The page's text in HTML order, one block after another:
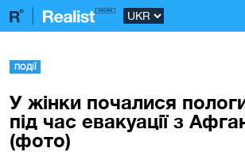
ПОДІЇ
У жінки почалися
під час евакуації з
(фото)